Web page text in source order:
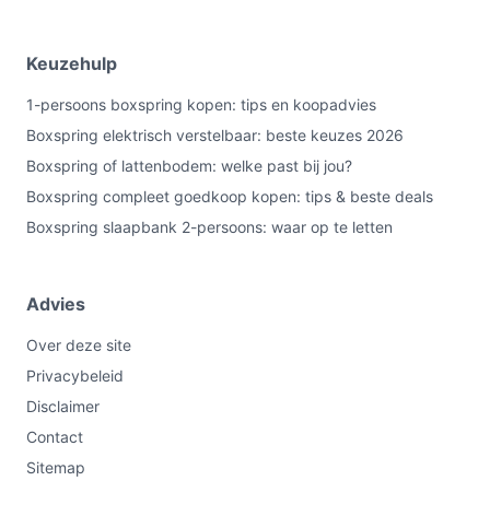
Keuzehulp
1-persoons boxspring kopen: tips en koopadvies
Boxspring elektrisch verstelbaar: beste keuzes 2026
Boxspring of lattenbodem: welke past bij jou?
Boxspring compleet goedkoop kopen: tips & beste deals
Boxspring slaapbank 2-persoons: waar op te letten
Advies
Over deze site
Privacybeleid
Disclaimer
Contact
Sitemap